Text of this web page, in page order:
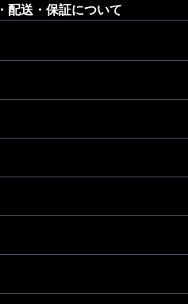
配送・保証について